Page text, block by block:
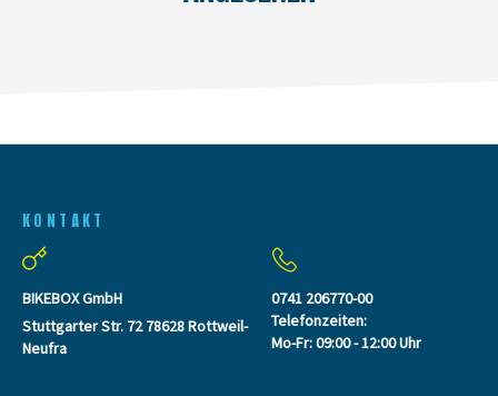
KONTAKT
BIKEBOX GmbH
Stuttgarter Str. 72 78628 Rottweil-
Neufra
0741 206770-00
Telefonzeiten:
Mo-Fr: 09:00 - 12:00 Uhr